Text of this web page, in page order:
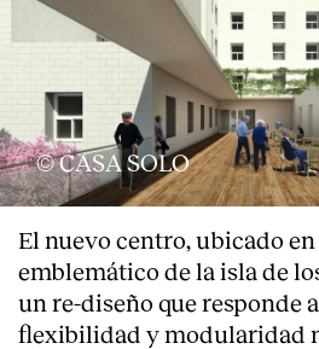
© CASA SOLO
El nuevo centro, ubicado
emblemático de la isla de
un re-diseño que responde
flexibilidad y modularidad